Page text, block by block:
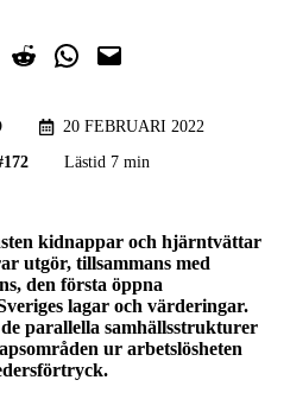
Twitter
Dela på RedditDela i WhatsApp
Maila en länk
20 FEBRUARI 2022
172 Lästid 7 min
kidnappar och hjärntvättar
utgör, tillsammans med
den första öppna
lagar och värderingar.
parallella samhällsstrukturer
ur arbetslösheten